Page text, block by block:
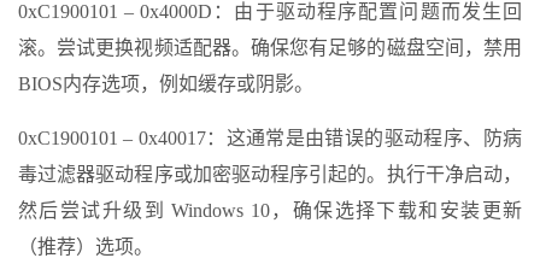
0xC1900101 – 0x4000D：由于驱动程序配置问题而发生回
滚。尝试更换视频适配器。确保您有足够的磁盘空间，禁用
BIOS内存选项，例如缓存或阴影。
0xC1900101 – 0x40017：这通常是由错误的驱动程序、防病
毒过滤器驱动程序或加密驱动程序引起的。执行干净启动，
然后尝试升级到 Windows 10，确保选择下载和安装更新
（推荐）选项。